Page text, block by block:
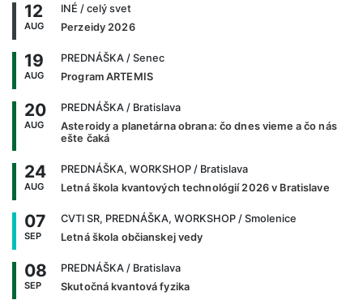
12
AUG
INÉ / celý svet
Perzeidy 2026
19
AUG
PREDNÁŠKA / Senec
Program ARTEMIS
20
AUG
PREDNÁŠKA / Bratislava
Asteroidy a planetárna obrana: čo dnes vieme a čo nás
ešte čaká
24
AUG
PREDNÁŠKA, WORKSHOP / Bratislava
Letná škola kvantových technológií 2026 v Bratislave
07
SEP
CVTI SR, PREDNÁŠKA, WORKSHOP / Smolenice
Letná škola občianskej vedy
08
SEP
PREDNÁŠKA / Bratislava
Skutočná kvantová fyzika